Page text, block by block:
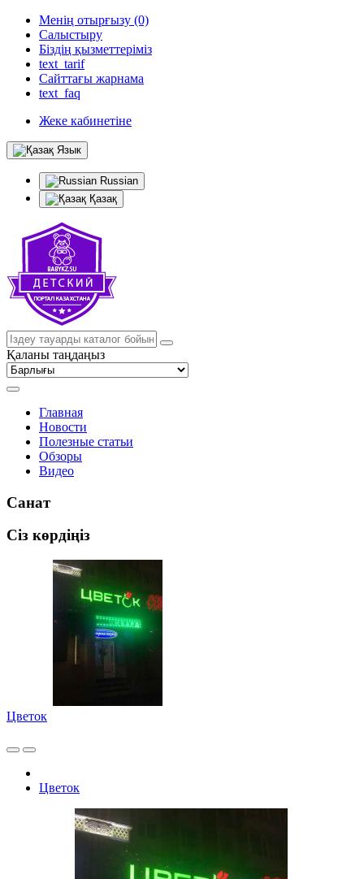
Менің отырғызу (0)
Салыстыру
Біздің қызметтеріміз
text_tarif
Сайттағы жарнама
text_faq
Жеке кабинетіне
Язык
Russian
Қазақ
Қаланы таңдаңыз
Главная
Новости
Полезные статьи
Обзоры
Видео
Санат
Сіз көрдіңіз
Цветок
Цветок